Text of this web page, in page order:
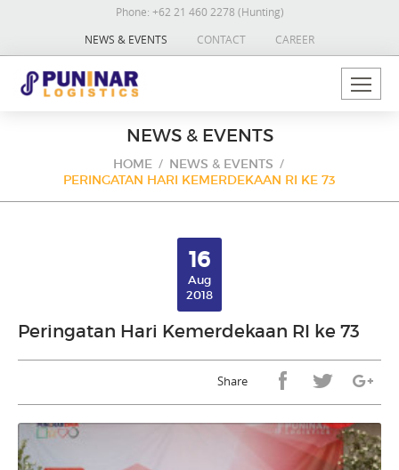
Phone: +62 21 460 2278 (Hunting)
NEWS & EVENTS
CONTACT CAREER
NEWS & EVENTS
HOME
NEWS & EVENTS
PERINGATAN HARI KEMERDEKAAN RI KE 73
16
Aug
2018
Peringatan Hari Kemerdekaan RI ke 73
Share